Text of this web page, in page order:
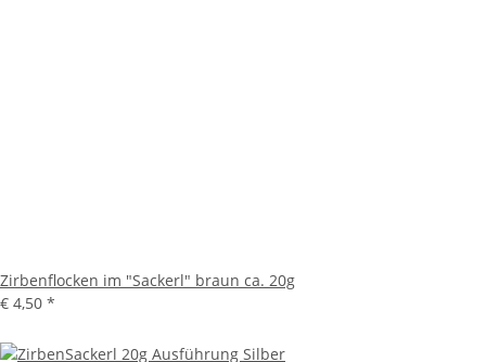
Zirbenflocken im "Sackerl" braun ca. 20g
€ 4,50 *